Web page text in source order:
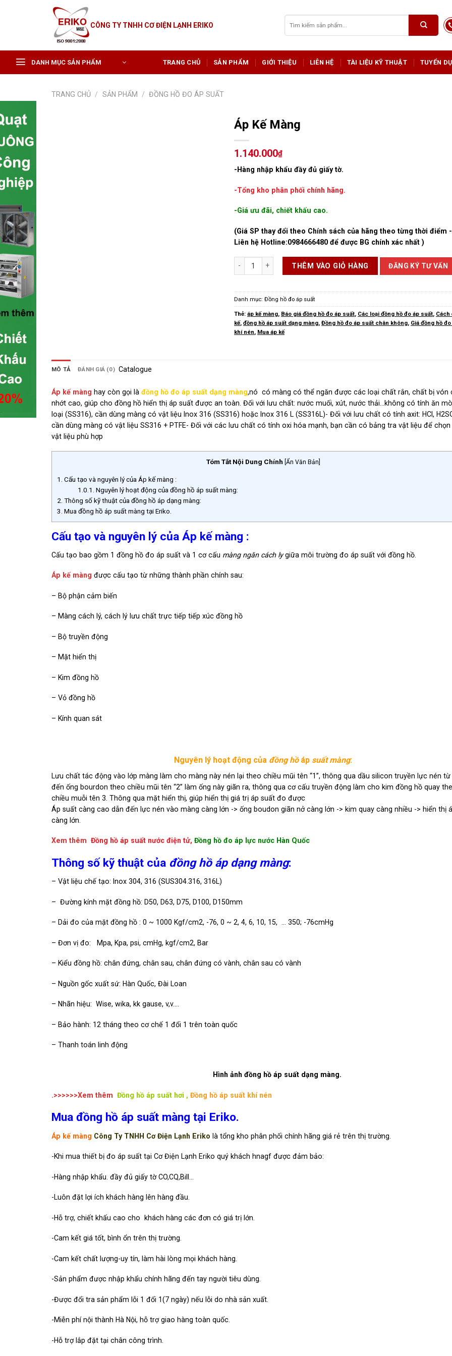
CÔNG TY TNHH CƠ ĐIỆN LẠNH ERIKO
kiếm:
DANH MỤC SẢN PHẨM TRANG CHỦ SẢN PHẨM GIỚI THIỆU LIÊN HỆ TÀI LIỆU KỸ THUẬT TUYỂN
TRANG CHỦ / SẢN PHẨM / ĐỒNG HỒ ĐO ÁP SUẤT
Áp Kế Màng
1.140.000₫
-Hàng nhập khẩu đầy đủ giấy tờ.
-Tổng kho phân phối chính hãng.
-Giá ưu đãi, chiết khấu cao.
(Giá SP thay đổi theo Chính sách của hãng theo từng thời điểm
Liên hệ Hotline:0984666480 để được BG chính xác nhất )
Áp Kế Màng số lượng
THÊM VÀO GIỎ HÀNG ĐĂNG KÝ TƯ VẤN
Danh mục:Đồng hồ đo áp suất
Thẻ:áp kế màng, Báo giá đồng hồ đo áp suất, Các loại đồng hồ đo áp suất, Cách
kế,đồng hồ áp suất dạng màng,Đồng hồ đo áp suất chân không, Giá đồng hồ
khí nén, Mua áp kế
MÔ TẢ ĐÁNH GIÁ (0) Catalogue
Áp kế màng hay còn gọi là đồng hồ đo áp suất dạng màng,nó có màng có thể ngăn được các loại chất rắn, chất bị vón
nhớt cao, giúp cho đồng hồ hiển thị áp suất được an toàn. Đối với lưu chất: nước muối, xút, nước thải…không có tính ăn
loại (SS316), cần dùng màng có vật liệu Inox 316 (SS316) hoặc Inox 316 L (SS316L)- Đối với lưu chất có tính axit: HCl,
cần dùng màng có vật liệu SS316 + PTFE- Đối với các lưu chất có tính oxi hóa mạnh, bạn cần có bảng tra vật liệu để chọn
vật liệu phù hợp
Tóm Tắt Nội Dung Chính Ẩn Văn Bản
1. Cấu tạo và nguyên lý của Áp kế màng :
1.0.1. Nguyên lý hoạt động của đồng hồ áp suất màng:
2. Thông số kỹ thuật của đồng hồ áp dạng màng:
3. Mua đồng hồ áp suất màng tại Eriko.
Cấu tạo và nguyên lý của Áp kế màng :
Cấu tạo bao gồm 1 đồng hồ đo áp suất và 1 cơ cấu màng ngăn cách lygiữa môi trường đo áp suất với đồng hồ.
Áp kế màng được cấu tạo từ những thành phần chính sau:
– Bộ phận cảm biến
– Màng cách lý, cách lý lưu chất trực tiếp tiếp xúc đồng hồ
– Bộ truyền động
– Mặt hiển thị
– Kim đồng hồ
– Vỏ đồng hồ
– Kính quan sát
Nguyên lý hoạt động của đồng hồáp suất màng:
Lưu chất tác động vào lớp màng làm cho màng này nén lại theo chiều mũi tên “1”, thông qua dầu silicon truyền lực nén từ
đến ống bourdon theo chiều mũi tên “2” làm ống này giãn ra, thông qua cơ cấu truyền động làm cho kim đồng hồ quay
chiều muỗi tên 3. Thông qua mặt hiển thị, giúp hiển thị giá trị áp suất đo được
Áp suất càng cao dẫn đến lực nén vào màng càng lớn -> ống boudon giãn nở càng lớn -> kim quay càng nhiều -> hiển thị
càng lớn.
Xem thêm Đồng hồ áp suất nước điện tử, Đồng hồ đo áp lực nước Hàn Quốc
Thông số kỹ thuật của đồng hồ áp dạng màng:
– Vật liệu chế tạo: Inox 304, 316 (SUS304.316, 316L)
– Đường kính mặt đồng hồ: D50, D63, D75, D100, D150mm
– Dải đo của mặt đồng hồ : 0 ~ 1000 Kgf/cm2, -76, 0 ~ 2, 4, 6, 10, 15, … 350; -76cmHg
– Đơn vị đo: Mpa, Kpa, psi, cmHg, kgf/cm2, Bar
– Kiểu đồng hồ: chân đứng, chân sau, chân đứng có vành, chân sau có vành
– Nguồn gốc xuất sứ: Hàn Quốc, Đài Loan
– Nhãn hiệu: Wise, wika, kk gause, v,v….
– Bảo hành: 12 tháng theo cơ chế 1 đổi 1 trên toàn quốc
– Thanh toán linh động
Hình ảnh đồng hồ áp suất dạng màng.
.>>>>>>Xem thêm Đồng hồ áp suất hơi , Đồng hồ áp suất khí nén
Mua đồng hồ áp suất màng tại Eriko.
Áp kế màng Công Ty TNHH Cơ Điện Lạnh Eriko là tổng kho phân phối chính hãng giá rẻ trên thị trường.
-Khi mua thiết bị đo áp suất tại Cơ Điện Lạnh Eriko quý khách hnagf được đảm bảo:
-Hàng nhập khẩu. đầy đủ giấy tờ CO,CQ,Bill…
-Luôn đặt lợi ích khách hàng lên hàng đầu.
-Hỗ trợ, chiết khấu cao cho khách hàng các đơn có giá trị lớn.
-Cam kết giá tốt, bình ổn trên thị trường.
-Cam kết chất lượng-uy tín, làm hài lòng mọi khách hàng.
-Sản phẩm được nhập khẩu chính hãng đến tay người tiêu dùng.
-Được đổi tra sản phẩm lỗi 1 đổi 1(7 ngày) nếu lỗi do nhà sản xuất.
-Miễn phí nội thành Hà Nội, hỗ trợ giao hàng toàn quốc.
-Hỗ trợ lắp đặt tại chân công trình.